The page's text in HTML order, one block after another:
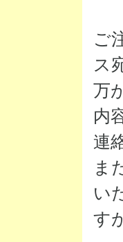
ご
ス
万
内
連
ま
い
す